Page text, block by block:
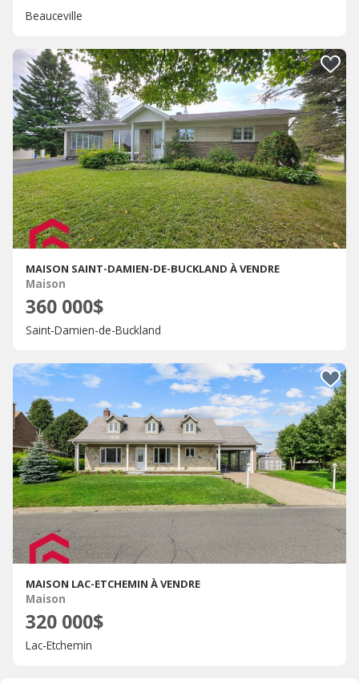
Beauceville
MAISON SAINT-DAMIEN-DE-BUCKLAND À VENDRE
Maison
360 000$
Saint-Damien-de-Buckland
MAISON LAC-ETCHEMIN À VENDRE
Maison
320 000$
Lac-Etchemin